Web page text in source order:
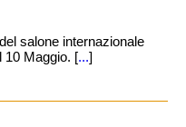
salone internazionale
10 Maggio. [...]